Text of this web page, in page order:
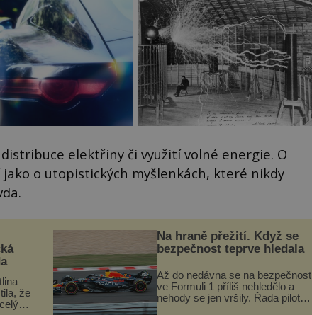
elektřiny či využití volné energie. O
o utopistických myšlenkách, které nikdy
že
Na hraně přežití. Když se
bezpečnost teprve hledala
Až do nedávna se na bezpečnost
ve Formuli 1 příliš nehledělo a
nehody se jen vršily. Řada pilotů